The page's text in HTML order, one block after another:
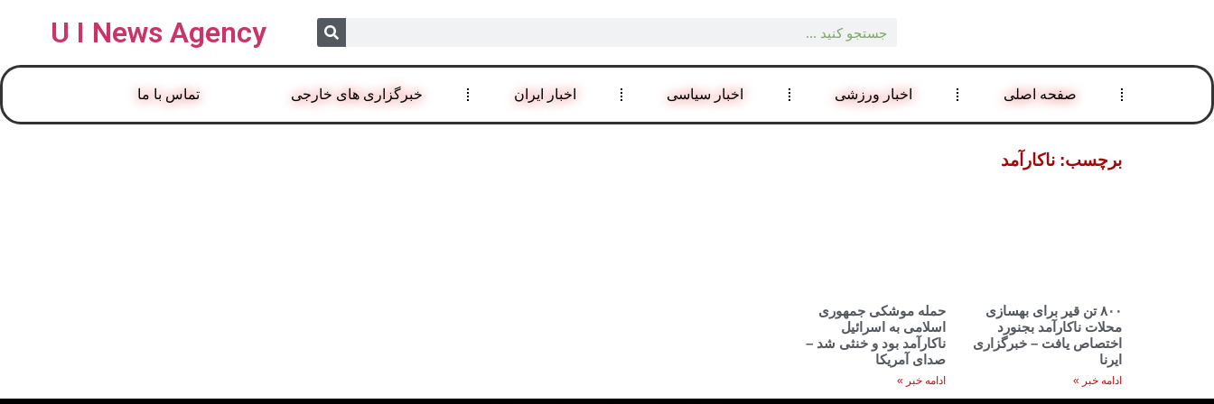
U I News Agency
صفحه اصلی اخبار ورزشی اخبار سیاسی اخبار ایران خبرگزاری های خارجی تماس با ما
برچسب: ناکارآمد
۸۰۰ تن قیر برای بهسازی
محلات ناکارآمد بجنورد
اختصاص یافت – خبرگزاری
ایرنا
ادامه خبر »
حمله موشکی جمهوری
اسلامی به اسرائیل
ناکارآمد بود و خنثی شد –
صدای آمریکا
ادامه خبر »